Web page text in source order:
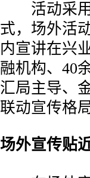
活动采用“
式，场外活
内宣讲在兴
融机构、40
汇局主导、
联动宣传格局
场外宣传贴